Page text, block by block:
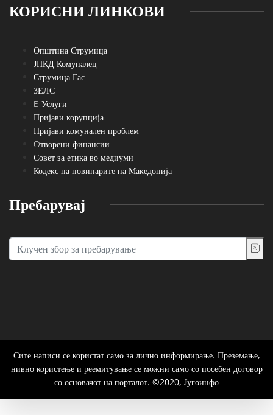
КОРИСНИ ЛИНКОВИ
Општина Струмица
ЈПКД Комуналец
Струмица Гас
ЗЕЛС
E-Услуги
Пријави корупција
Пријави комунален проблем
Oтворени финансии
Совет за етика во медиуми
Кодекс на новинарите на Македонија
Пребарувај
Сите написи се користат само за лично информирање. Преземање,
нивно користење и реемитување се можни само со посебен договор
со основачот на порталот. ©2020, Југоинфо